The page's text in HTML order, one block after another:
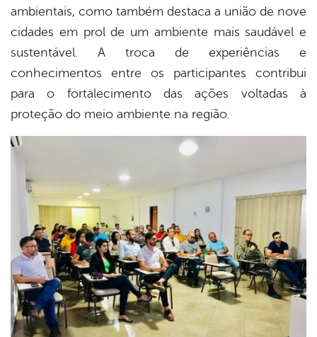
ambientais, como também destaca a união de nove
cidades em prol de um ambiente mais saudável e
sustentável. A troca de experiências e
conhecimentos entre os participantes contribui
para o fortalecimento das ações voltadas à
proteção do meio ambiente na região.